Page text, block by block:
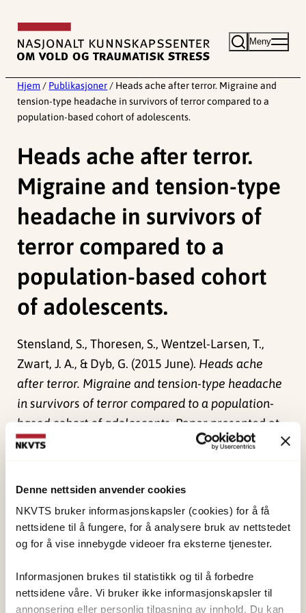
Denne nettsiden anvender cookies
NKVTS bruker informasjonskapsler (cookies) for å få
nettsidene til å fungere, for å analysere bruk av nettstedet
og for å vise innebygde videoer fra eksterne tjenester.
Informasjonen brukes til statistikk og til å forbedre
nettsidene våre. Vi bruker ikke informasjonskapsler til
annonsering eller personlig tilpasning av innhold. Du kan
innhold
Meny
Hjem / Publikasjoner / Heads ache after terror. Migraine and
tension-type headache in survivors of terror compared to a
population-based cohort of adolescents.
Heads ache after terror.
Migraine and tension-type
headache in survivors of
terror compared to a
population-based cohort
of adolescents.
Stensland, S., Thoresen, S., Wentzel-Larsen, T.,
Zwart, J. A., & Dyb, G. (2015 June). Heads ache
after terror. Migraine and tension-type headache
in survivors of terror compared to a population-
based cohort of adolescents.Paper presented at
ESTSS Conference 2015, Vilnius.
Publisert:
4. juni 2024
NKVTS utvikler og sprer kunnskap og kompetanse